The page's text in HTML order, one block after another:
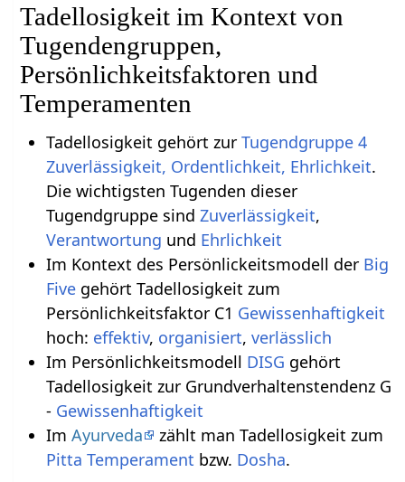
Tadellosigkeit im Kontext von
Tugendengruppen,
Persönlichkeitsfaktoren und
Temperamenten
Tadellosigkeit gehört zur Tugendgruppe 4
Zuverlässigkeit, Ordentlichkeit, Ehrlichkeit.
Die wichtigsten Tugenden dieser
Tugendgruppe sind Zuverlässigkeit,
Verantwortung und Ehrlichkeit
Im Kontext des Persönlickeitsmodell der Big
Fivegehört Tadellosigkeit zum
Persönlichkeitsfaktor C1 Gewissenhaftigkeit
hoch: effektiv, organisiert, verlässlich
Im Persönlichkeitsmodell DISG gehört
Tadellosigkeit zur Grundverhaltenstendenz G
- Gewissenhaftigkeit
Im Ayurveda
zählt man Tadellosigkeit zum
Pitta Temperament bzw. Dosha.